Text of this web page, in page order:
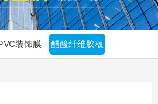
装饰膜 醋酸纤维胶板